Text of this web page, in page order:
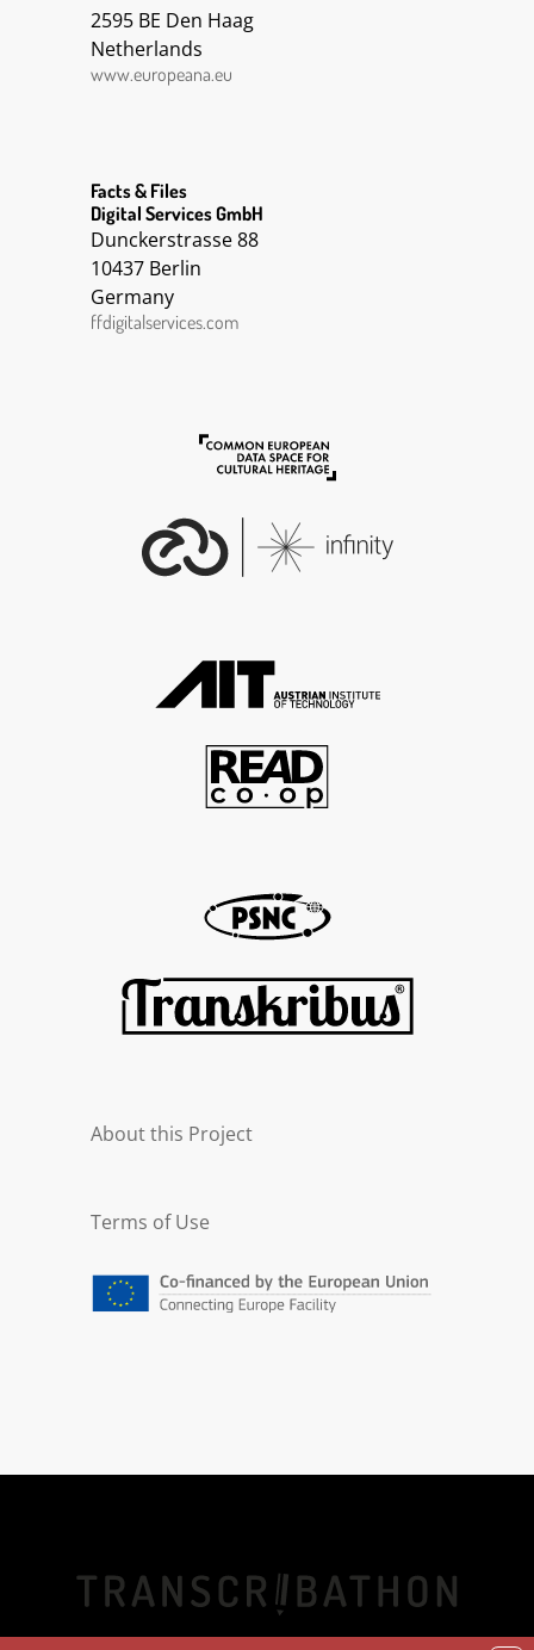
2595 BE Den Haag
Netherlands
www.europeana.eu
Facts & Files
Digital Services GmbH
Dunckerstrasse 88
10437 Berlin
Germany
ffdigitalservices.com
About this Project
Terms of Use